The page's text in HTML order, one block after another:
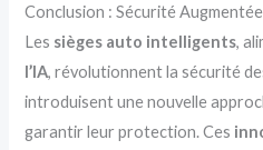
Conclusion : Sécurité
Les sièges auto intelligents,
l’IA, révolutionnent la sécurité
introduisent une nouvelle
garantir leur protection. Ces